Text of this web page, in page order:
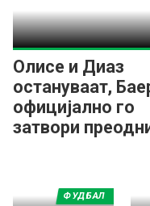
Олисе и Диаз
остануваат,
официјално го
затвори
ФУДБАЛ